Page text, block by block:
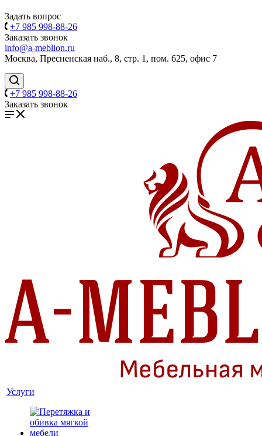
Задать вопрос
+7 985 998-88-26
Заказать звонок
info@a-meblion.ru
Москва, Пресненская наб., 8, стр. 1, пом. 625, офис 7
+7 985 998-88-26
Заказать звонок
Услуги